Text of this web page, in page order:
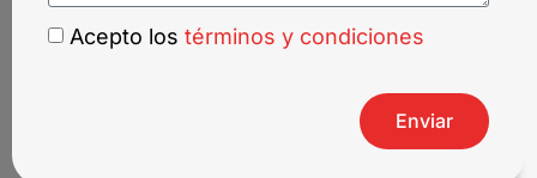
Acepto los términos y condiciones
Enviar